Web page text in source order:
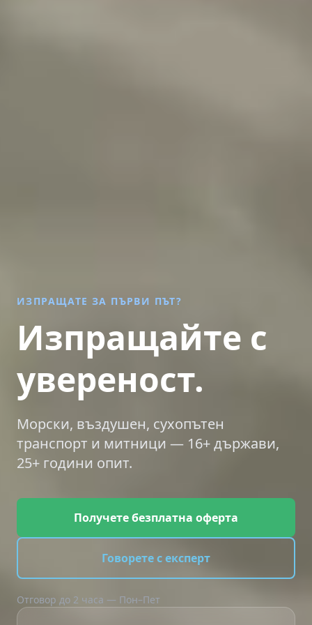
ИЗПРАЩАТЕ ЗА ПЪРВИ ПЪТ?
Изпращайте с
увереност.
Морски, въздушен, сухопътен
транспорт и митници — 16+ държави,
25+ години опит.
Получете безплатна оферта
Говорете с експерт
Отговор до 2 часа — Пон–Пет